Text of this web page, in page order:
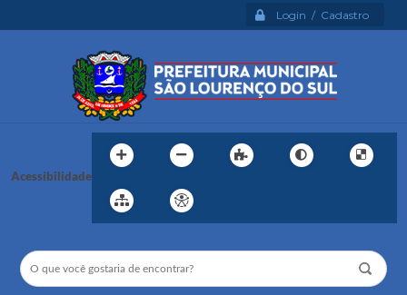
Login / Cadastro
Acessibilidade